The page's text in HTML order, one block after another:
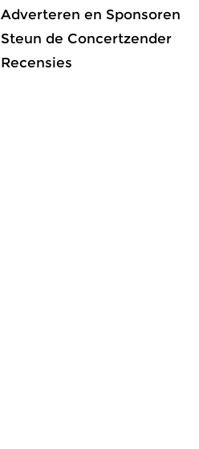
Adverteren en Sponsoren
Steun de Concertzender
Recensies